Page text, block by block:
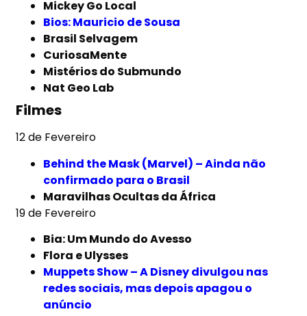
Mickey Go Local
Bios: Mauricio de Sousa
Brasil Selvagem
CuriosaMente
Mistérios do Submundo
Nat Geo Lab
Filmes
12 de Fevereiro
Behind the Mask (Marvel) – Ainda não
confirmado para o Brasil
Maravilhas Ocultas da África
19 de Fevereiro
Bia: Um Mundo do Avesso
Flora e Ulysses
Muppets Show – A Disney divulgou nas
redes sociais, mas depois apagou o
anúncio